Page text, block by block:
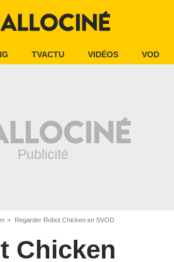
TVACTU VIDÉOS VOD
Regarder Robot Chicken en SVOD
Chicken